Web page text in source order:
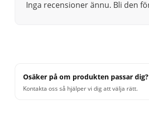
Protected by SABIAN Two-Year
Inga recensioner ännu. Bli den
Osäker på om produkten passar dig?
Kontakta oss så hjälper vi dig att välja rätt.